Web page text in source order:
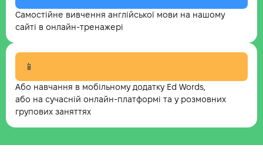
Самостійне вивчення англійської мови на нашому
сайті в онлайн-тренажері
📱
Або навчання в мобільному додатку Ed Words,
або на сучасній онлайн-платформі та у розмовних
групових заняттях